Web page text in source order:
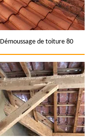
Démoussage de toiture 80